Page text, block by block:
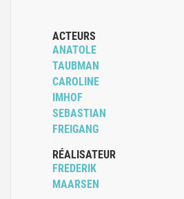
ACTEURS
ANATOLE
TAUBMAN
CAROLINE
IMHOF
SEBASTIAN
FREIGANG
RÉALISATEUR
FREDERIK
MAARSEN